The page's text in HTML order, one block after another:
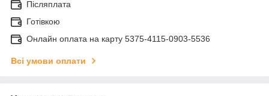
Післяплата
Готівкою
Онлайн оплата на карту 5375-4115-0903-5536
Всі умови оплати